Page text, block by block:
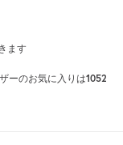
ます
ーのお気に入りは1052